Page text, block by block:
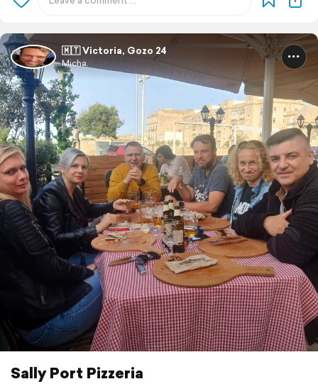
🇲🇹 Victoria, Gozo 24
Micha.
Sally Port Pizzeria